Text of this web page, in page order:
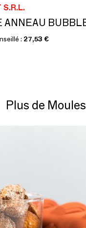
S.R.L.
: 27,53 €
Plus de Moules